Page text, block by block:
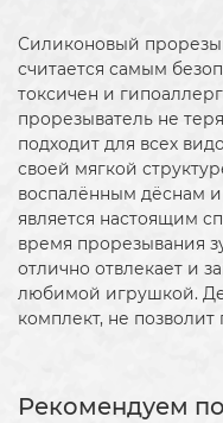
Силиконовый
считается самым
токсичен и
прорезыватель не
подходит для всех
своей мягкой
воспалённым дёснам
является настоящим
время прорезывания
отлично отвлекает и
любимой игрушкой.
комплект, не позволит
Рекомендуем